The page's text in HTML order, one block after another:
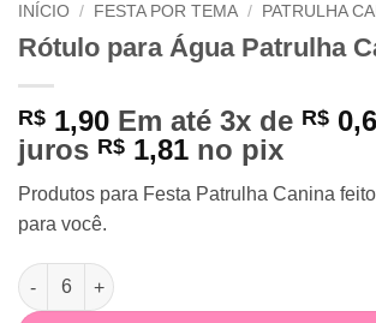
INÍCIO / FESTA POR TEMA / PATRULHA
Rótulo para Água Patrulha
R$ 1,90 Em até 3x de R$
juros R$ 1,81 no pix
Produtos para Festa Patrulha Canina
para você.
Rótulo para Água Patrulha Canina